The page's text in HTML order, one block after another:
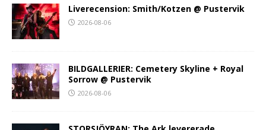
Liverecension: Smith/Kotzen @ Pustervik
2026-08-06
BILDGALLERIER: Cemetery Skyline + Royal
Sorrow @ Pustervik
2026-08-06